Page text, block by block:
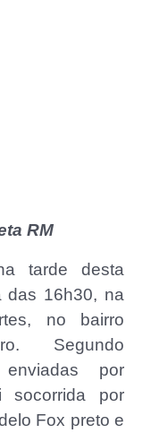
RM
tarde desta
das 16h30, na
no bairro
Segundo
enviadas por
socorrida por
Fox preto e